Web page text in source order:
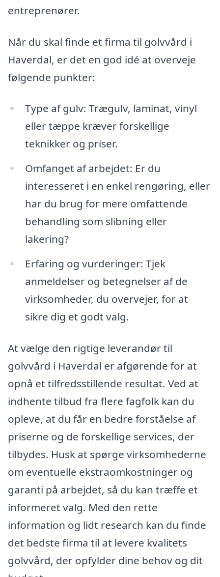
entreprenører.
Når du skal finde et firma til golvvård i
Haverdal, er det en god idé at overveje
følgende punkter:
Type af gulv: Trægulv, laminat, vinyl
eller tæppe kræver forskellige
teknikker og priser.
Omfanget af arbejdet: Er du
interesseret i en enkel rengøring, eller
har du brug for mere omfattende
behandling som slibning eller
lakering?
Erfaring og vurderinger: Tjek
anmeldelser og betegnelser af de
virksomheder, du overvejer, for at
sikre dig et godt valg.
At vælge den rigtige leverandør til
golvvård i Haverdal er afgørende for at
opnå et tilfredsstillende resultat. Ved at
indhente tilbud fra flere fagfolk kan du
opleve, at du får en bedre forståelse af
priserne og de forskellige services, der
tilbydes. Husk at spørge virksomhederne
om eventuelle ekstraomkostninger og
garanti på arbejdet, så du kan træffe et
informeret valg. Med den rette
information og lidt research kan du finde
det bedste firma til at levere kvalitets
golvvård, der opfylder dine behov og dit